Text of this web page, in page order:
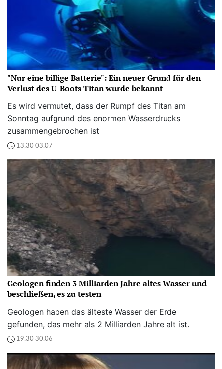
"Nur eine billige Batterie": Ein neuer Grund für den
Verlust des U-Boots Titan wurde bekannt
Es wird vermutet, dass der Rumpf des Titan am
Sonntag aufgrund des enormen Wasserdrucks
zusammengebrochen ist
13:30 03.07
Geologen finden 3 Milliarden Jahre altes Wasser und
beschließen, es zu testen
Geologen haben das älteste Wasser der Erde
gefunden, das mehr als 2 Milliarden Jahre alt ist.
19:30 30.06